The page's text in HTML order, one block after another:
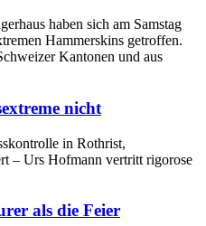
haben sich am Samstag
Hammerskins getroffen.
Kantonen und aus
nicht
in Rothrist,
– Urs Hofmann vertritt rigorose
als die Feier